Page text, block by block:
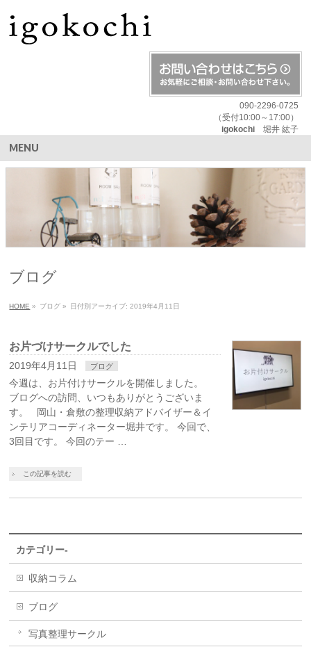
090-2296-0725
（受付10:00～17:00）
igokochi堀井 紘子
MENU
ブログ
HOME » ブログ » 日付別アーカイブ: 2019年4月11日
お片づけサークルでした
2019年4月11日 ブログ
今週は、お片付けサークルを開催しました。
ブログへの訪問、いつもありがとうございま
す。 岡山・倉敷の整理収納アドバイザー＆イ
ンテリアコーディネーター堀井です。 今回で、
3回目です。 今回のテー …
この記事を読む
カテゴリー-
収納コラム
ブログ
写真整理サークル